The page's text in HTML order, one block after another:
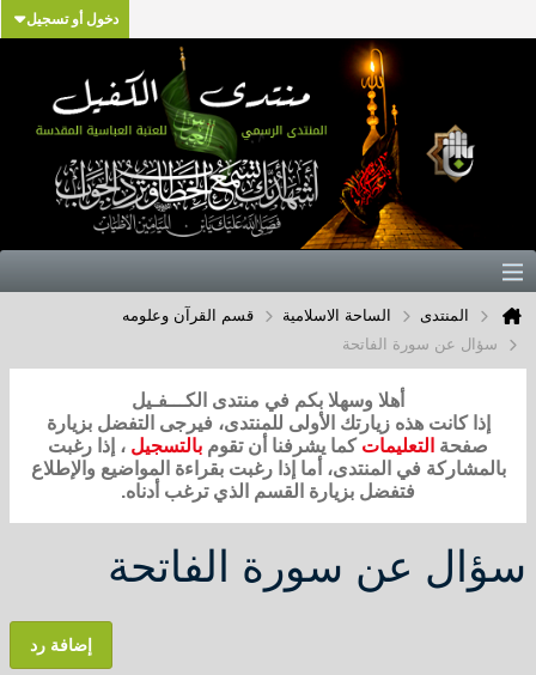
دخول أو تسجيل
المنتدى الساحة الاسلامية
قسم القرآن وعلومه
سؤال عن سورة الفاتحة
أهلا وسهلا بكم في منتدى الكـــفـيل
إذا كانت هذه زيارتك الأولى للمنتدى، فيرجى التفضل بزيارة
صفحة التعليمات كما يشرفنا أن تقوم بالتسجيل ، إذا رغبت
بالمشاركة في المنتدى، أما إذا رغبت بقراءة المواضيع والإطلاع
فتفضل بزيارة القسم الذي ترغب أدناه.
سؤال عن سورة الفاتحة
إضافة رد